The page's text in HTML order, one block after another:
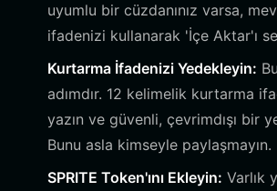
uyumlu bir cüzdanınız varsa,
ifadenizi kullanarak 'İçe Aktar'ı
Kurtarma İfadenizi Yedekleyin:
adımdır. 12 kelimelik kurtarma
yazın ve güvenli, çevrimdışı bir
Bunu asla kimseyle paylaşmayın.
SPRITE Token'ını Ekleyin: Varlık